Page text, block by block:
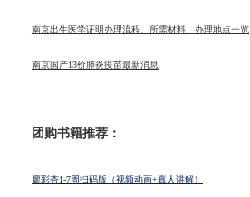
南京出生医学证明办理流程、所需材料、办理地点一览
南京国产13价肺炎疫苗最新消息
团购书籍推荐：
廖彩杏1-7周扫码版（视频动画+真人讲解）